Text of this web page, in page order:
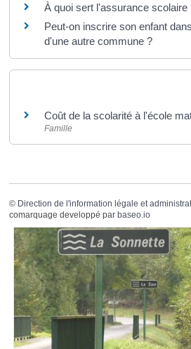
À quoi sert l'assurance scolaire
Peut-on inscrire son enfant
d'une autre commune ?
Coût de la scolarité à l'école
Famille
© Direction de l'information légale et
comarquage developpé par baseo.io